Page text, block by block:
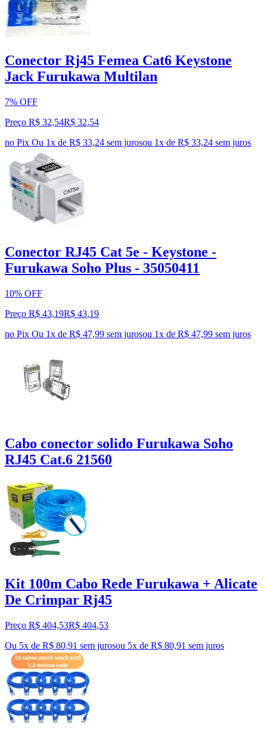
Conector Rj45 Femea Cat6 Keystone
Jack Furukawa Multilan
7% OFF
Preço R$ 32,54R$ 32,54
no Pix Ou 1x de R$ 33,24 sem jurosou 1x de R$ 33,24 sem juros
Conector RJ45 Cat 5e - Keystone -
Furukawa Soho Plus - 35050411
10% OFF
Preço R$ 43,19R$ 43,19
no Pix Ou 1x de R$ 47,99 sem jurosou 1x de R$ 47,99 sem juros
Cabo conector solido Furukawa Soho
RJ45 Cat.6 21560
Kit 100m Cabo Rede Furukawa + Alicate
De Crimpar Rj45
Preço R$ 404,53R$ 404,53
Ou 5x de R$ 80,91 sem jurosou 5x de R$ 80,91 sem juros